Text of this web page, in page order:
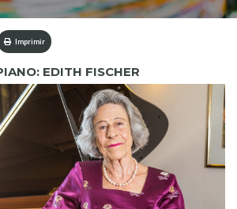
Imprimir
EDITH FISCHER